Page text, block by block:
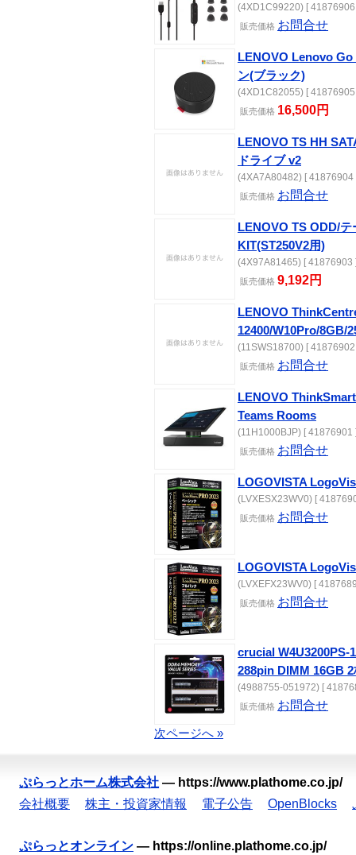
(4XD1C99220) [
販売価格 お問合せ
LENOVO Lenovo
ン(ブラック)
(4XD1C82055) [
販売価格 16,500円
LENOVO TS HH
ドライブ v2
(4XA7A80482) [ 41876904
販売価格 お問合せ
LENOVO TS ODD/
KIT(ST250V2用)
(4X97A81465) [ 41876903
販売価格 9,192円
LENOVO
12400/W10Pro/8GB/
(11SWS18700) [
販売価格 お問合せ
LENOVO
Teams Rooms
(11H1000BJP) [ 41876901
販売価格 お問合せ
LOGOVISTA
(LVXESX23WV0) [
販売価格 お問合せ
LOGOVISTA
(LVXEFX23WV0) [
販売価格 お問合せ
crucial W4U3200PS-
288pin DIMM 16GB 2
(4988755-051972) [
販売価格 お問合せ
次ページへ »
ぷらっとホーム株式会社 — https://www.plathome.co.jp/
会社概要
株主・投資家情報 電子公告 OpenBlocks
ぷらっとオンライン — https://online.plathome.co.jp/